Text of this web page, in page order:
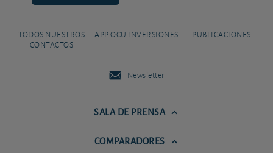
TODOS NUESTROS
CONTACTOS
APP OCU INVERSIONES PUBLICACIONES
Newsletter
SALA DE PRENSA
COMPARADORES